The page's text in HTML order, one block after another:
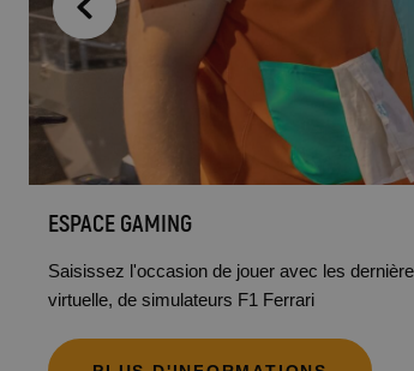
ESPACE GAMING
Saisissez l'occasion de jouer avec les
virtuelle, de simulateurs F1 Ferrari